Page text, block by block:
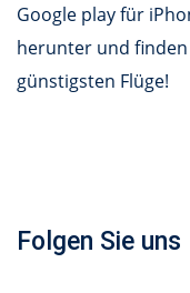
Google play für
herunter und
günstigsten Flüge!
Folgen Sie uns